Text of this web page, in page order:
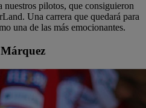
pilotos, que consiguieron
Una carrera que quedará para
una de las más emocionantes.